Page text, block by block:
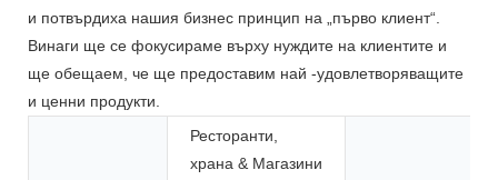
и потвърдиха нашия бизнес принцип на „първо клиент“.
Винаги ще се фокусираме върху нуждите на клиентите и
ще обещаем, че ще предоставим най -удовлетворяващите
и ценни продукти.
Ресторанти,
храна & Магазини